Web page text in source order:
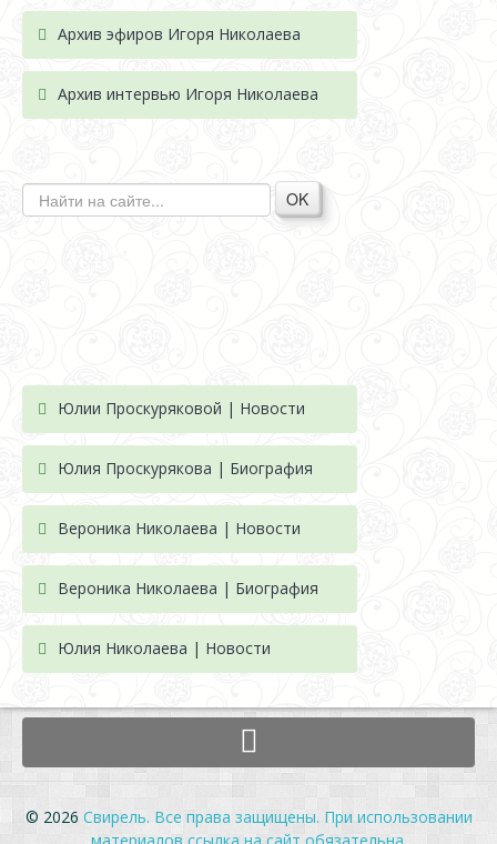
Архив эфиров Игоря Николаева
Архив интервью Игоря Николаева
OK
Юлии Проскуряковой | Новости
Юлия Проскурякова | Биография
Вероника Николаева | Новости
Вероника Николаева | Биография
Юлия Николаева | Новости
© 2026 Свирель. Все права защищены. При использовании